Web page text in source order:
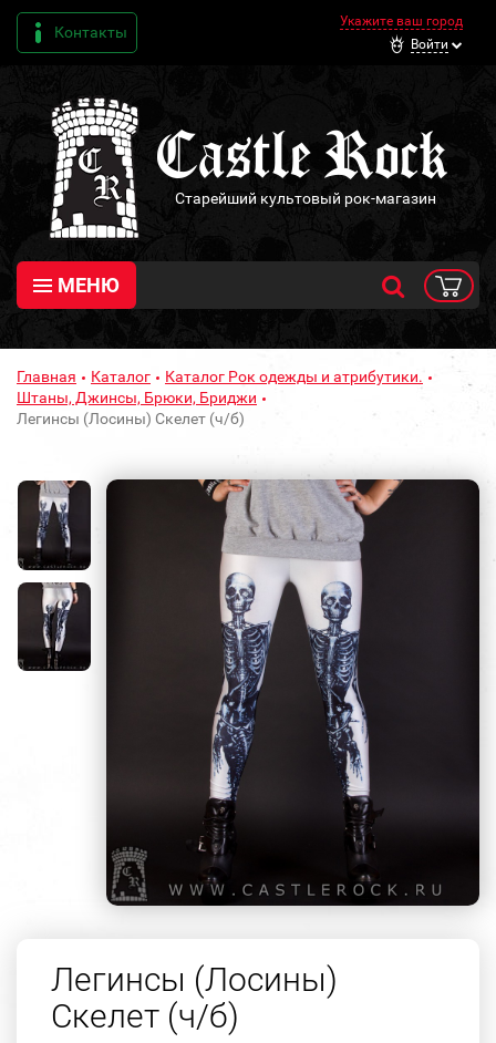
Контакты
Укажите ваш город
Войти
Старейший культовый рок-магазин
МЕНЮ
Главная Каталог
Каталог Рок одежды и атрибутики.
Штаны, Джинсы, Брюки, Бриджи
Легинсы (Лосины) Скелет (ч/б)
Легинсы (Лосины)
Скелет (ч/б)